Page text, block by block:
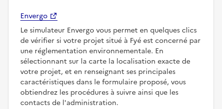
Envergo
Le simulateur Envergo vous permet en quelques clics
de vérifier si votre projet situé à Fyé est concerné par
une réglementation environnementale. En
sélectionnant sur la carte la localisation exacte de
votre projet, et en renseignant ses principales
caractéristiques dans le formulaire proposé, vous
obtiendrez les procédures à suivre ainsi que les
contacts de l'administration.